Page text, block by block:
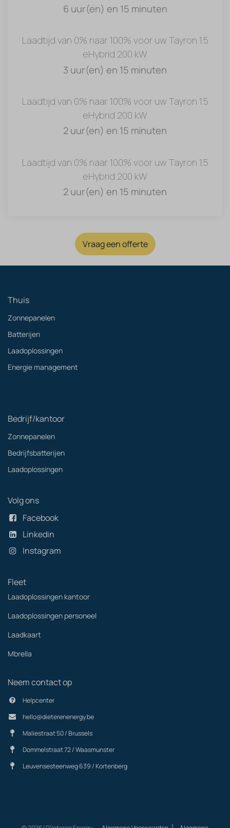
6 uur(en) en 15 minuten
Laadtijd van 0% naar 100% voor uw Tayron 1.5
eHybrid 200 kW
3 uur(en) en 15 minuten
Laadtijd van 0% naar 100% voor uw Tayron 1.5
eHybrid 200 kW
2 uur(en) en 15 minuten
Laadtijd van 0% naar 100% voor uw Tayron 1.5
eHybrid 200 kW
2 uur(en) en 15 minuten
Vraag een offerte
Thuis
Zonnepanelen
Batterijen
Laadoplossingen
Energie management
Bedrijf/kantoor
Zonnepanelen
Bedrijfsbatterijen
Laadoplossingen
Volg ons
Facebook
Linkedin
Instagram
Fleet
Laadoplossingen kantoor
Laadoplossingen personeel
Laadkaart
Mbrella
Neem contact op
Helpcenter
hello@dieterenenergy.be
Maliestraat 50 / Brussels
Dommelstraat 72 / Waasmunster
Leuvensesteenweg 639 / Kortenberg